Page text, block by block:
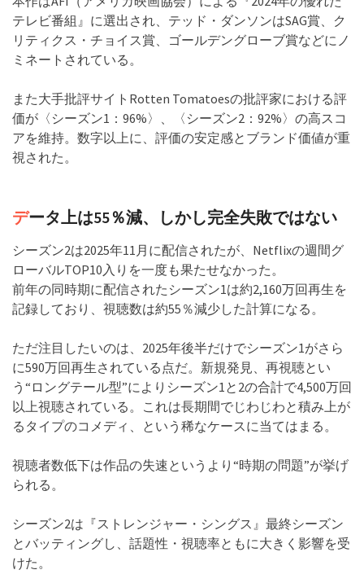
テレビ番組』に選出され、テッド・ダンソンはSAG賞、ク
リティクス・チョイス賞、ゴールデングローブ賞などにノ
ミネートされている。
また大手批評サイトRotten Tomatoesの批評家における評
価が〈シーズン1：96%〉、〈シーズン2：92%〉の高スコ
アを維持。数字以上に、評価の安定感とブランド価値が重
視された。
データ上は55％減、しかし完全失敗ではない
シーズン2は2025年11月に配信されたが、Netflixの週間グ
ローバルTOP10入りを一度も果たせなかった。
前年の同時期に配信されたシーズン1は約2,160万回再生を
記録しており、視聴数は約55％減少した計算になる。
ただ注目したいのは、2025年後半だけでシーズン1がさら
に590万回再生されている点だ。新規発見、再視聴とい
う“ロングテール型”によりシーズン1と2の合計で4,500万回
以上視聴されている。これは長期間でじわじわと積み上が
るタイプのコメディ、という稀なケースに当てはまる。
視聴者数低下は作品の失速というより“時期の問題”が挙げ
られる。
シーズン2は『ストレンジャー・シングス』最終シーズン
とバッティングし、話題性・視聴率ともに大きく影響を受
けた。